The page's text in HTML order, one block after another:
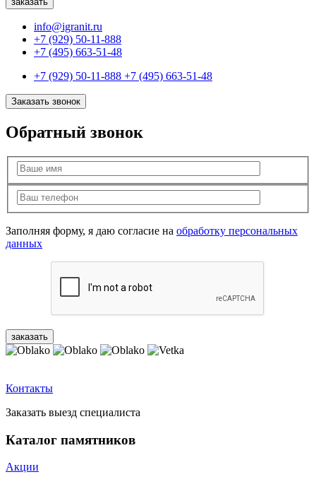
info@igranit.ru
+7 (929) 50-11-888
+7 (495) 663-51-48
+7 (929) 50-11-888 +7 (495) 663-51-48
Заказать звонок
Обратный звонок
Заполняя форму, я даю согласие на обработку персональных
данных
Контакты
Заказать выезд специалиста
Каталог памятников
Акции